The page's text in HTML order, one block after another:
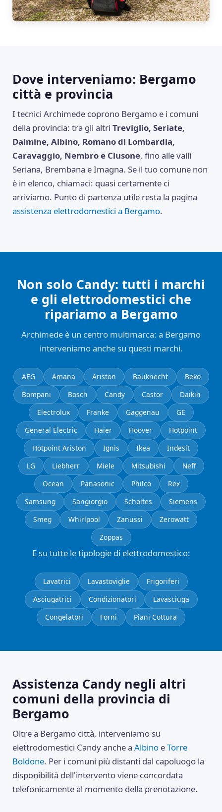
Dove interveniamo: Bergamo
città e provincia
I tecnici Archimede coprono Bergamo e i comuni
della provincia: tra gli altriTreviglio, Seriate,
Dalmine, Albino, Romano di Lombardia,
Caravaggio, Nembro e Clusone, fino alle valli
Seriana, Brembana e Imagna. Se il tuo comune non
è in elenco, chiamaci: quasi certamente ci
arriviamo. Punto di partenza utile resta la pagina
assistenza elettrodomestici a Bergamo.
Non solo Candy: tutti i marchi
e gli elettrodomestici che
ripariamo a Bergamo
Archimede è un centro multimarca: a Bergamo
interveniamo anche su questi marchi.
AEG Amana Ariston Bauknecht
Beko
Bompani
Bosch Candy Castor
Daikin
Electrolux
Franke Gaggenau
GE
General Electric
Haier Hoover
Hotpoint
Hotpoint Ariston
Ignis Ikea
Indesit
LG
Liebherr Miele Mitsubishi
Neff
Ocean
Panasonic Philco
Rex
Samsung
Sangiorgio Scholtes
Siemens
Smeg
Whirlpool Zanussi
Zerowatt
Zoppas
E su tutte le tipologie di elettrodomestico:
Lavatrici Lavastoviglie
Frigoriferi
Asciugatrici
Condizionatori
Lavasciuga
Congelatori
Forni Piani Cottura
Assistenza Candy negli altri
comuni della provincia di
Bergamo
Oltre a Bergamo città, interveniamo su
elettrodomestici Candy anche aAlbino eTorre
Boldone. Per i comuni più distanti dal capoluogo la
disponibilità dell'intervento viene concordata
telefonicamente al momento della prenotazione.